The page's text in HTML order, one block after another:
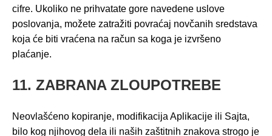
cifre. Ukoliko ne prihvatate gore navedene uslove
poslovanja, možete zatražiti povraćaj novčanih sredstava
koja će biti vraćena na račun sa koga je izvršeno
plaćanje.
11. ZABRANA ZLOUPOTREBE
Neovlašćeno kopiranje, modifikacija Aplikacije ili Sajta,
bilo kog njihovog dela ili naših zaštitnih znakova strogo je